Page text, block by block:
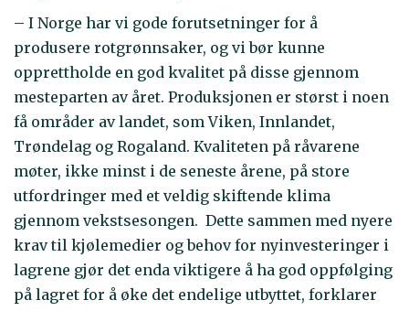
– I Norge har vi gode forutsetninger for å
produsere rotgrønnsaker, og vi bør kunne
opprettholde en god kvalitet på disse gjennom
mesteparten av året. Produksjonen er størst i noen
få områder av landet, som Viken, Innlandet,
Trøndelag og Rogaland. Kvaliteten på råvarene
møter, ikke minst i de seneste årene, på store
utfordringer med et veldig skiftende klima
gjennom vekstsesongen. Dette sammen med nyere
krav til kjølemedier og behov for nyinvesteringer i
lagrene gjør det enda viktigere å ha god oppfølging
på lagret for å øke det endelige utbyttet, forklarer